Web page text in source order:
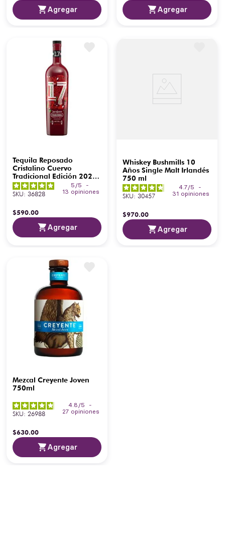
Agregar Agregar
Tequila Reposado
Cristalino Cuervo
Tradicional Edición 2022
750 ml
5/5
-
13 opiniones
SKU: 36828
$590.00
Agregar
Whiskey Bushmills 10
Años Single Malt Irlandés
750 ml
4.7/5
-
31 opiniones
SKU: 30457
$970.00
Agregar
Mezcal Creyente Joven
750ml
4.8/5
-
27 opiniones
SKU: 26988
$630.00
Agregar